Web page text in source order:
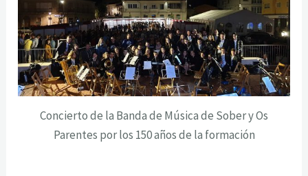
Concierto de la Banda de Música de Sober y Os
Parentes por los 150 años de la formación